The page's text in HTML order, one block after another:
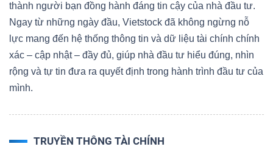
thành người bạn đồng hành đáng tin cậy của nhà đầu tư.
Ngay từ những ngày đầu, Vietstock đã không ngừng nỗ
lực mang đến hệ thống thông tin và dữ liệu tài chính chính
xác – cập nhật – đầy đủ, giúp nhà đầu tư hiểu đúng, nhìn
rộng và tự tin đưa ra quyết định trong hành trình đầu tư của
mình.
TRUYỀN THÔNG TÀI CHÍNH